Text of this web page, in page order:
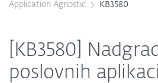
Application Agnostic
KB3580
[KB3580]
poslovnih aplikacij